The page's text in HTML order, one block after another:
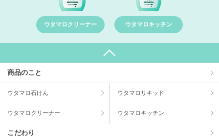
ウタマロクリーナー ウタマロキッチン
商品のこと
ウタマロ⽯けん ウタマロリキッド
ウタマロクリーナー ウタマロキッチン
こだわり